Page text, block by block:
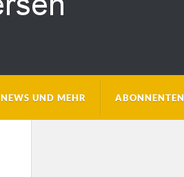
NEWS UND MEHR ABONNENTEN